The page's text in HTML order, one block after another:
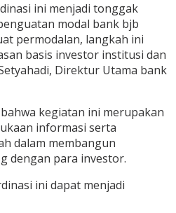
ini menjadi tonggak
modal bank bjb
permodalan, langkah ini
basis investor institusi dan
Direktur Utama bank
kegiatan ini merupakan
informasi serta
dalam membangun
dengan para investor.
ini dapat menjadi